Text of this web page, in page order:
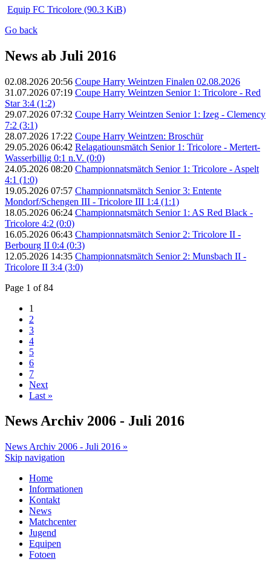
Equip FC Tricolore (90.3 KiB)
Go back
News ab Juli 2016
02.08.2026 20:56 Coupe Harry Weintzen Finalen 02.08.2026
31.07.2026 07:19 Coupe Harry Weintzen Senior 1: Tricolore - Red
Star 3:4 (1:2)
29.07.2026 07:32 Coupe Harry Weintzen Senior 1: Izeg - Clemency
7:2 (3:1)
28.07.2026 17:22 Coupe Harry Weintzen: Broschür
29.05.2026 06:42 Relagatiounsmätch Senior 1: Tricolore - Mertert-
Wasserbillig 0:1 n.V. (0:0)
24.05.2026 08:20 Championnatsmätch Senior 1: Tricolore - Aspelt
4:1 (1:0)
19.05.2026 07:57 Championnatsmätch Senior 3: Entente
Mondorf/Schengen III - Tricolore III 1:4 (1:1)
18.05.2026 06:24 Championnatsmätch Senior 1: AS Red Black -
Tricolore 4:2 (0:0)
16.05.2026 06:43 Championnatsmätch Senior 2: Tricolore II -
Berbourg II 0:4 (0:3)
12.05.2026 14:35 Championnatsmätch Senior 2: Munsbach II -
Tricolore II 3:4 (3:0)
Page 1 of 84
1
2
3
4
5
6
7
Next
Last »
News Archiv 2006 - Juli 2016
News Archiv 2006 - Juli 2016 »
Skip navigation
Home
Informationen
Kontakt
News
Matchcenter
Jugend
Equipen
Fotoen